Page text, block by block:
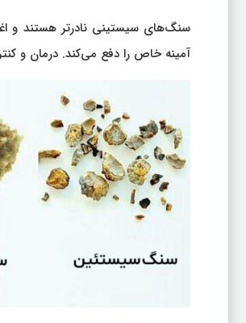
سنگ‌های سیستینی نادرتر هستند و
آمینه خاص را دفع می‌کند. درمان و